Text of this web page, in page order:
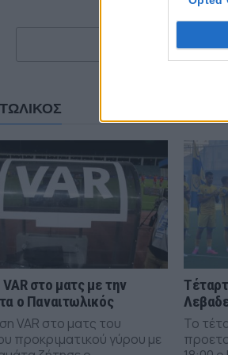
στο ματς με την
ο Παναιτωλικός
VAR στο ματς του
προκριματικού γύρου με
Το